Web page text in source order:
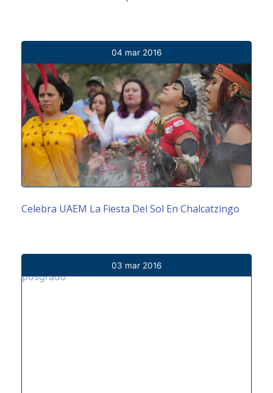
04 mar 2016
Celebra UAEM La Fiesta Del Sol En Chalcatzingo
03 mar 2016